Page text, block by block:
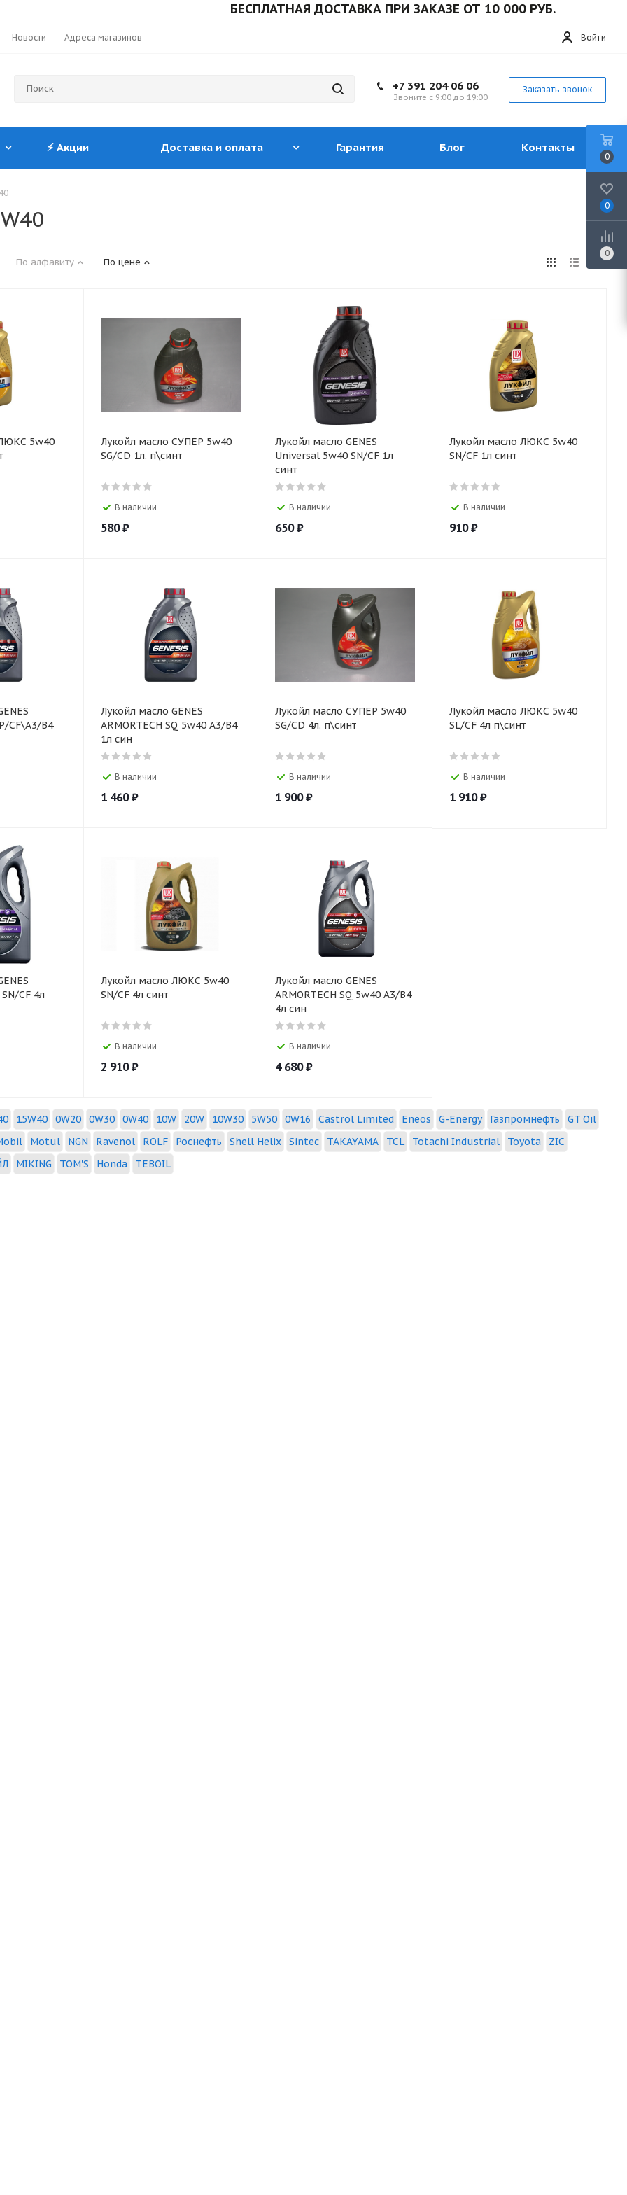
БЕСПЛАТНАЯ ДОСТАВКА ПРИ ЗАКАЗЕ ОТ 10 000 РУБ.
Новости Адреса магазинов Войти
+7 391 204 06 06
Звоните с 9:00 до 19:00
Заказать звонок
⚡ Акции Доставка и оплата Гарантия Блог Контакты
По алфавиту По цене
5w40
Лукойл масло СУПЕР 5w40
SG/CD 1л. п\синт
В наличии
580₽
Лукойл масло GENES
Universal 5w40 SN/CF 1л
синт
В наличии
650₽
Лукойл масло ЛЮКС 5w40
SN/CF 1л синт
В наличии
910₽
CF\A3/B4
Лукойл масло GENES
ARMORTECH SQ 5w40 А3/В4
1л син
В наличии
1 460₽
Лукойл масло СУПЕР 5w40
SG/CD 4л. п\синт
В наличии
1 900₽
Лукойл масло ЛЮКС 5w40
SL/CF 4л п\синт
В наличии
1 910₽
CF 4л
Лукойл масло ЛЮКС 5w40
SN/CF 4л синт
В наличии
2 910₽
Лукойл масло GENES
ARMORTECH SQ 5w40 А3/В4
4л син
В наличии
4 680₽
15W40 0W20 0W30 0W40 10W 20W 10W30 5W50 0W16 Castrol Limited Eneos G-Energy Газпромнефть
GT Oil
Motul NGN Ravenol ROLF Роснефть Shell Helix Sintec TAKAYAMA TCL Totachi Industrial Toyota
ZIC
MIKING TOM'S Honda TEBOIL
0
0
0